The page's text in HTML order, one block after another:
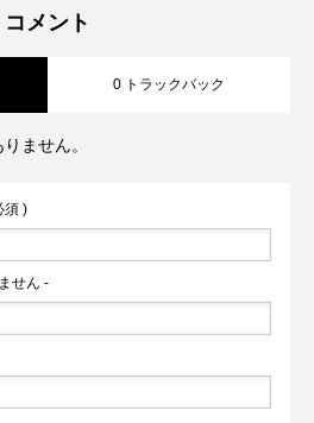
コメント
0 トラックバック
ません。
須 )
せん -